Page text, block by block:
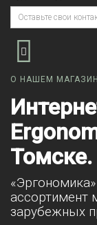
О НАШЕМ
Томске.
ассортимент
зарубежных